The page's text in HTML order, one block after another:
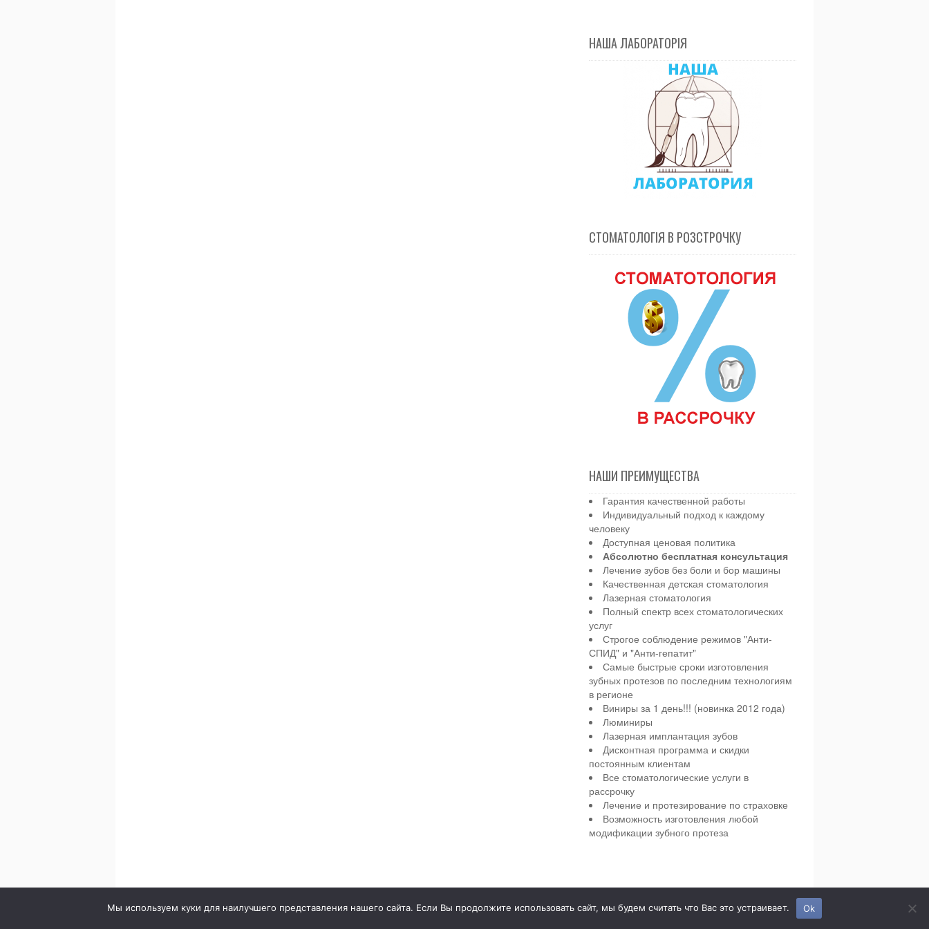
НАША ЛАБОРАТОРІЯ
СТОМАТОЛОГІЯ В РОЗСТРОЧКУ
НАШИ ПРЕИМУЩЕСТВА
Гарантия качественной работы
Индивидуальный подход к каждому
человеку
Доступная ценовая политика
Абсолютно бесплатная консультация
Лечение зубов без боли и бор машины
Качественная детская стоматология
Лазерная стоматология
Полный спектр всех стоматологических
услуг
Строгое соблюдение режимов "Анти-
СПИД" и "Анти-гепатит"
Самые быстрые сроки изготовления
зубных протезов по последним технологиям
в регионе
Виниры за 1 день!!! (новинка 2012 года)
Люминиры
Лазерная имплантация зубов
Дисконтная программа и скидки
постоянным клиентам
Все стоматологические услуги в
рассрочку
Лечение и протезирование по страховке
Возможность изготовления любой
модификации зубного протеза
Детская и взрослая стоматология в городе Сумы.
Мы используем куки для наилучшего представления нашего сайта. Если Вы продолжите использовать сайт, мы будем считать что Вас это устраивает. Ok